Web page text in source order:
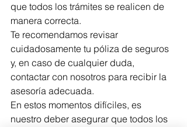
que todos los trámites se realicen de
manera correcta.
Te recomendamos revisar
cuidadosamente tu póliza de seguros
y, en caso de cualquier duda,
contactar con nosotros para recibir la
asesoría adecuada.
En estos momentos difíciles, es
nuestro deber asegurar que todos los